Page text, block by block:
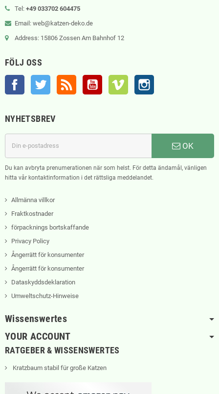
Tel: +49 033702 604475
Email: web@katzen-deko.de
Address: 15806 Zossen Am Bahnhof 12
FÖLJ OSS
Facebook Twitter RSS YouTube Vimeo
NYHETSBREV
OK
Du kan avbryta prenumerationen när som helst. För detta ändamål, vänligen
hitta vår kontaktinformation i det rättsliga meddelandet.
Allmänna villkor
Fraktkostnader
förpacknings bortskaffande
Privacy Policy
Ångerrätt för konsumenter
Ångerrätt för konsumenter
Dataskyddsdeklaration
Umweltschutz-Hinweise
Wissenswertes
YOUR ACCOUNT
RATGEBER & WISSENSWERTES
Kratzbaum stabil für große Katzen